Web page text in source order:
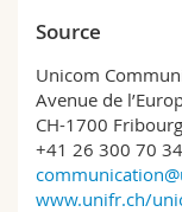
Source
Unicom
Avenue de
CH-1700 Fribourg
+41 26 300 70 34
www.unifr.ch/